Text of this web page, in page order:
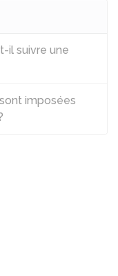
il suivre une
imposées